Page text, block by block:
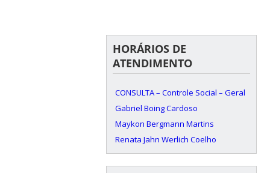
HORÁRIOS DE
ATENDIMENTO
CONSULTA – Controle Social – Geral
Gabriel Boing Cardoso
Maykon Bergmann Martins
Renata Jahn Werlich Coelho